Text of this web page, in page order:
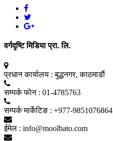
वर्गदृष्टि मिडिया प्रा. लि.
प्रधान कार्यालय : बुद्धनगर, काठमाडाैं
सम्पर्क फाेन : 01-4785763
सम्पर्क मार्केटिङ : +977-9851076864
ईमेल : info@moolbato.com